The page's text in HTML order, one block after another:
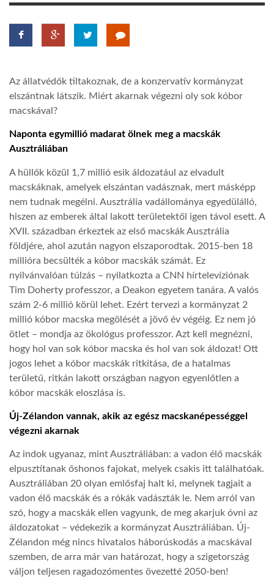
GLOBOTV
AFRIKA TUDÁSTÁR
GLOBOZSARU
DOBRAVERO.HU
LATIMO.HU
GLOBOBOOK
Az állatvédők tiltakoznak, de a konzervatív kormányzat
elszántnak látszik. Miért akarnak végezni oly sok kóbor
macskával?
Naponta egymillió madarat ölnek meg a macskák
Ausztráliában
A hüllők közül 1,7 millió esik áldozatául az elvadult
macskáknak, amelyek elszántan vadásznak, mert másképp
nem tudnak megélni. Ausztrália vadállománya egyedülálló,
hiszen az emberek által lakott területektől igen távol esett. A
XVII. században érkeztek az első macskák Ausztrália
földjére, ahol azután nagyon elszaporodtak. 2015-ben 18
millióra becsülték a kóbor macskák számát. Ez
nyilvánvalóan túlzás – nyilatkozta a CNN hírtelevíziónak
Tim Doherty professzor, a Deakon egyetem tanára. A valós
szám 2-6 millió körül lehet. Ezért tervezi a kormányzat 2
millió kóbor macska megölését a jövő év végéig. Ez nem jó
ötlet – mondja az ökológus professzor. Azt kell megnézni,
hogy hol van sok kóbor macska és hol van sok áldozat! Ott
jogos lehet a kóbor macskák ritkítása, de a hatalmas
területű, ritkán lakott országban nagyon egyenlőtlen a
kóbor macskák eloszlása is.
Új-Zélandon vannak, akik az egész macskanépességgel
végezni akarnak
Az indok ugyanaz, mint Ausztráliában: a vadon élő macskák
elpusztítanak őshonos fajokat, melyek csakis itt találhatóak.
Ausztráliában 20 olyan emlősfaj halt ki, melynek tagjait a
vadon élő macskák és a rókák vadászták le. Nem arról van
szó, hogy a macskák ellen vagyunk, de meg akarjuk óvni az
áldozatokat – védekezik a kormányzat Ausztráliában. Új-
Zélandon még nincs hivatalos háborúskodás a macskával
szemben, de arra már van határozat, hogy a szigetország
váljon teljesen ragadozómentes övezetté 2050-ben!